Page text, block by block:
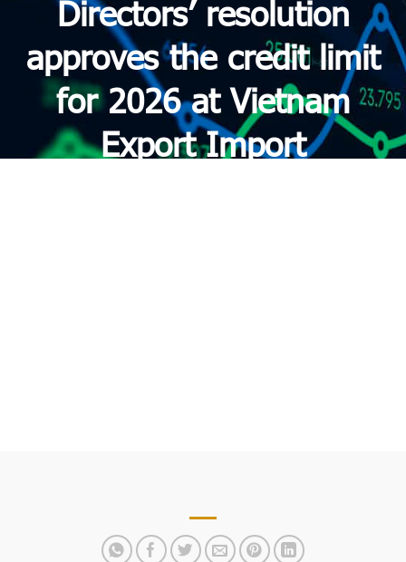
Directors’ resolution
approves the credit limit
for 2026 at Vietnam
Export Import